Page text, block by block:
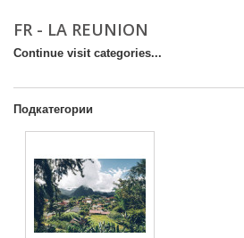
FR - LA REUNION
Continue visit categories...
Подкатегории